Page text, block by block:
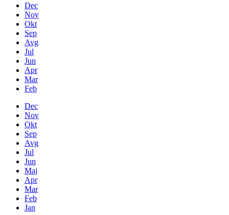
Dec
Nov
Okt
Sep
Avg
Jul
Jun
Apr
Mar
Feb
Dec
Nov
Okt
Sep
Avg
Jul
Jun
Maj
Apr
Mar
Feb
Jan